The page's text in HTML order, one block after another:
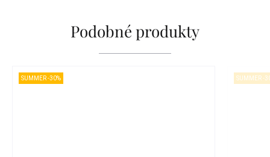
Podobné produkty
SUMMER -30% SUMMER -